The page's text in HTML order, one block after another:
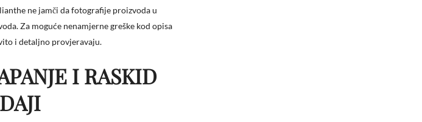
ne jamči da fotografije proizvoda u
Za moguće nenamjerne greške kod opisa
i detaljno provjeravaju.
I RASKID